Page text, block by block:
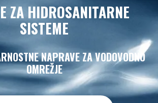
ZA HIDROSANITARNE
SISTEME
NAPRAVE ZA VODOVODNO
OMREŽJE